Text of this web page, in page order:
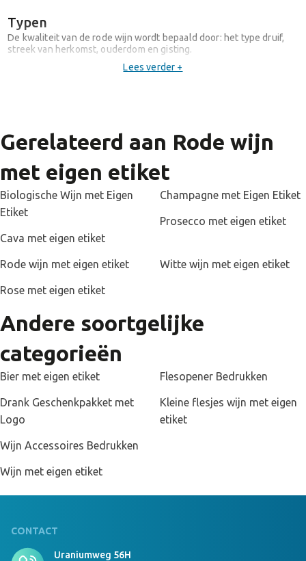
Typen
De kwaliteit van de rode wijn wordt bepaald door: het type druif,
streek van herkomst, ouderdom en gisting.
tijdens de gisting kan worden omgezet naar alcohol.
Als tijdens het vergisten een deel van het suiker wordt omgezet
naar koolzuur, dan krijg je mousserende wijn
champagne
Wijnsoorten
De bekendste rode wijnsoorten zijn Merlot&Cabernet Sauvignon
Daarnaast verkoopt Joinz ook heerlijke
SpaanseTempranillo(Prijstopper!), ItaliaanseMontepulciano en de
speciale
Joinz verkoopt alleen wijnen met een goede prijs-kwaliteit
hebben ze bovendien laten testen door
productpagina’s.
wijn,Prosecco
bestellen. Bekijk al onze wijnen met eigen label
Lees verder +
Gerelateerd aan Rode wijn
met eigen etiket
Biologische Wijn met Eigen
Etiket
Cava met eigen etiket
Champagne met Eigen Etiket
Prosecco met eigen etiket
Rode wijn met eigen etiket
Rose met eigen etiket
Witte wijn met eigen etiket
Andere soortgelijke
categorieën
Bier met eigen etiket
Drank Geschenkpakket met
Logo
Flesopener Bedrukken
Kleine flesjes wijn met eigen
etiket
Wijn Accessoires Bedrukken
Wijn met eigen etiket
CONTACT
Uraniumweg 56H